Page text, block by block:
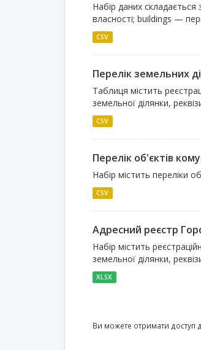
Набір даних
власності; buildings —
CSV
Перелік земельних
Таблиця містить
земельної ділянки,
CSV
Перелік об'єктів
Набір містить переліки
CSV
Адресний реєстр
Набір містить
земельної ділянки,
XLSX
Ви можете отримати доступ